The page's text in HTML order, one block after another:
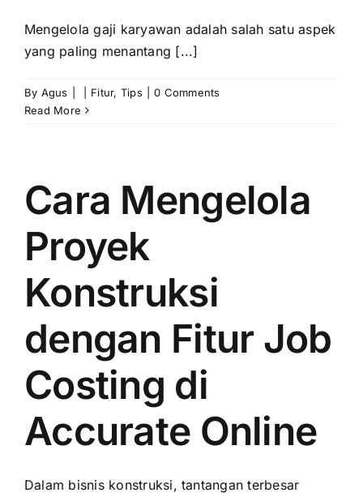
Mengelola gaji karyawan adalah salah satu aspek
yang paling menantang [...]
By Agus Fitur, Tips
0 Comments
Read More
Cara Mengelola
Proyek
Konstruksi
dengan Fitur Job
Costing di
Accurate Online
Dalam bisnis konstruksi, tantangan terbesar